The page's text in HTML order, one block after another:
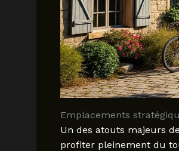
Emplacements
Un des atouts majeurs
profiter pleinement du